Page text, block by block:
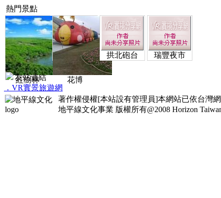
熱門景點
紅樹林 花博
拱北砲台 瑞豐夜市
友站連結
．VR實景旅遊網
著作權侵權[本站設有管理員]本網站已依台灣
地平線文化事業 版權所有@2008 Horizon